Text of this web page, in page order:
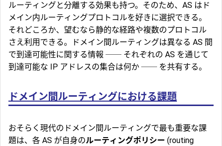
ルーティングと分離する効果も持つ。そのため、AS はド
メイン内ルーティングプロトコルを好きに選択できる。
それどころか、望むなら静的な経路や複数のプロトコル
さえ利用できる。ドメイン間ルーティングは異なる AS 間
で到達可能性に関する情報 ── それぞれの AS を通じて
到達可能な IP アドレスの集合は何か ── を共有する。
ドメイン間ルーティングにおける課題
おそらく現代のドメイン間ルーティングで最も重要な課
題は、各 AS が自身のルーティングポリシー (routing